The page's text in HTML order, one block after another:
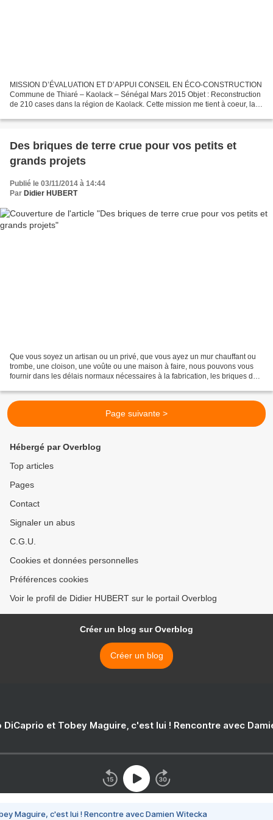
MISSION D’ÉVALUATION ET D’APPUI CONSEIL EN ÉCO-CONSTRUCTION
Commune de Thiaré – Kaolack – Sénégal Mars 2015 Objet : Reconstruction
de 210 cases dans la région de Kaolack. Cette mission me tient à coeur, la
Des briques de terre crue pour vos petits et
grands projets
Publié le 03/11/2014 à 14:44
Par Didier HUBERT
Que vous soyez un artisan ou un privé, que vous ayez un mur chauffant ou
trombe, une cloison, une voûte ou une maison à faire, nous pouvons vous
fournir dans les délais normaux nécessaires à la fabrication, les briques dont
Page suivante >
Hébergé par Overblog
Top articles
Pages
Contact
Signaler un abus
C.G.U.
Cookies et données personnelles
Préférences cookies
Voir le profil de Didier HUBERT sur le portail Overblog
Créer un blog sur Overblog
Créer un blog
DiCaprio et Tobey Maguire, c'est lui ! Rencontre avec
Maguire, c'est lui ! Rencontre avec Damien Witecka